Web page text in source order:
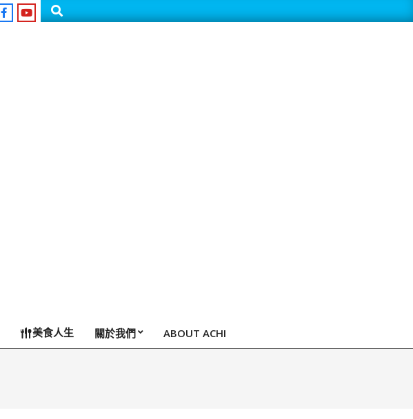
Search
美食人生 關於我們 ABOUT ACHI